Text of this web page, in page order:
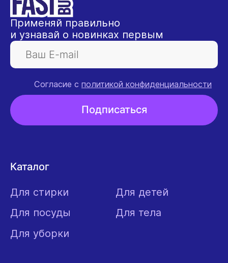
Применяй правильно
и узнавай о новинках первым
Подписаться
Согласие с политикой конфиденциальности
Каталог
Для стирки
Для посуды
Для уборки
Для детей
Для тела